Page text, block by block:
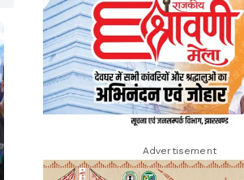
Advertisement